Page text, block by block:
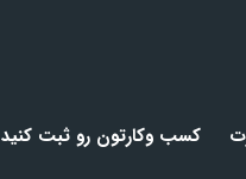
کسب وکارتون رو ثبت کنید